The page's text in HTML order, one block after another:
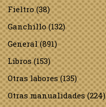
Fieltro(38)
Ganchillo(132)
General(891)
Libros(153)
Otras labores(135)
Otras manualidades(224)